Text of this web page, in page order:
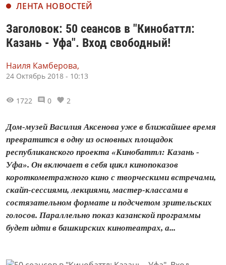
ЛЕНТА НОВОСТЕЙ
Заголовок: 50 сеансов в "Кинобаттл:
Казань - Уфа". Вход свободный!
Наиля Камберова,
24 Октябрь 2018 - 10:13
1722 0 2
Дом-музей Василия Аксенова уже в ближайшее время
превратится в одну из основных площадок
республиканского проекта «Кинобаттл: Казань -
Уфа». Он включает в себя цикл кинопоказов
короткометражного кино с творческими встречами,
скайп-сессиями, лекциями, мастер-классами в
состязательном формате и подсчетом зрительских
голосов. Параллельно показ казанской программы
будет идти в башкирских кинотеатрах, а...